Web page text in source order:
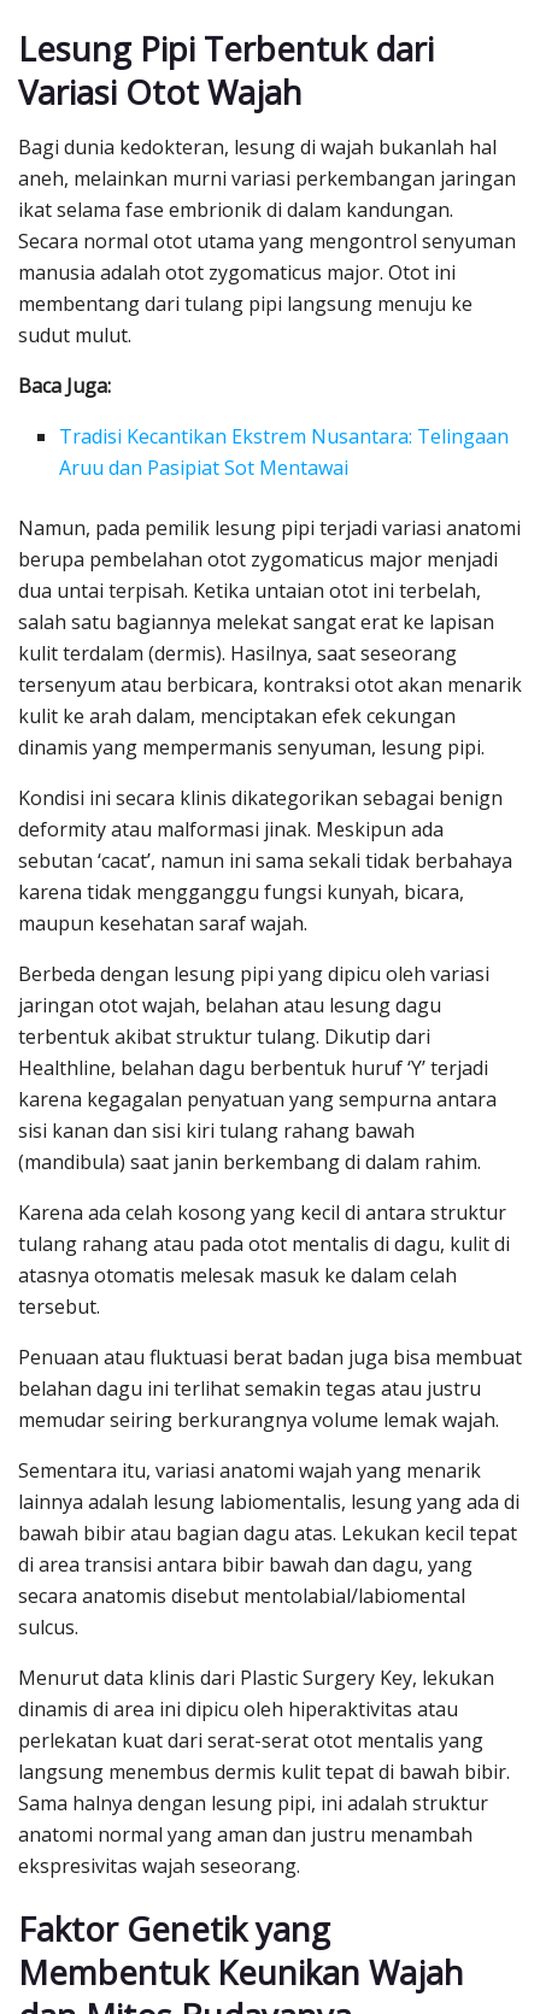
Lesung Pipi Terbentuk dari
Variasi Otot Wajah
Bagi dunia kedokteran, lesung di wajah bukanlah hal
aneh, melainkan murni variasi perkembangan jaringan
ikat selama fase embrionik di dalam kandungan.
Secara normal otot utama yang mengontrol senyuman
manusia adalah otot zygomaticus major. Otot ini
membentang dari tulang pipi langsung menuju ke
sudut mulut.
Baca Juga:
Tradisi Kecantikan Ekstrem Nusantara: Telingaan
Aruu dan Pasipiat Sot Mentawai
Namun, pada pemilik lesung pipi terjadi variasi anatomi
berupa pembelahan otot zygomaticus major menjadi
dua untai terpisah. Ketika untaian otot ini terbelah,
salah satu bagiannya melekat sangat erat ke lapisan
kulit terdalam (dermis). Hasilnya, saat seseorang
tersenyum atau berbicara, kontraksi otot akan menarik
kulit ke arah dalam, menciptakan efek cekungan
dinamis yang mempermanis senyuman, lesung pipi.
Kondisi ini secara klinis dikategorikan sebagai benign
deformity atau malformasi jinak. Meskipun ada
sebutan ‘cacat’, namun ini sama sekali tidak berbahaya
karena tidak mengganggu fungsi kunyah, bicara,
maupun kesehatan saraf wajah.
Berbeda dengan lesung pipi yang dipicu oleh variasi
jaringan otot wajah, belahan atau lesung dagu
terbentuk akibat struktur tulang. Dikutip dari
Healthline, belahan dagu berbentuk huruf ‘Y’ terjadi
karena kegagalan penyatuan yang sempurna antara
sisi kanan dan sisi kiri tulang rahang bawah
(mandibula) saat janin berkembang di dalam rahim.
Karena ada celah kosong yang kecil di antara struktur
tulang rahang atau pada otot mentalis di dagu, kulit di
atasnya otomatis melesak masuk ke dalam celah
tersebut.
Penuaan atau fluktuasi berat badan juga bisa membuat
belahan dagu ini terlihat semakin tegas atau justru
memudar seiring berkurangnya volume lemak wajah.
Sementara itu, variasi anatomi wajah yang menarik
lainnya adalah lesung labiomentalis, lesung yang ada di
bawah bibir atau bagian dagu atas. Lekukan kecil tepat
di area transisi antara bibir bawah dan dagu, yang
secara anatomis disebut mentolabial/labiomental
sulcus.
Menurut data klinis dari Plastic Surgery Key, lekukan
dinamis di area ini dipicu oleh hiperaktivitas atau
perlekatan kuat dari serat-serat otot mentalis yang
langsung menembus dermis kulit tepat di bawah bibir.
Sama halnya dengan lesung pipi, ini adalah struktur
anatomi normal yang aman dan justru menambah
ekspresivitas wajah seseorang.
Faktor Genetik yang
Membentuk Keunikan Wajah